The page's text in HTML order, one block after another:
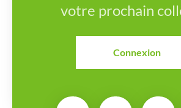
votre prochain
Connexion